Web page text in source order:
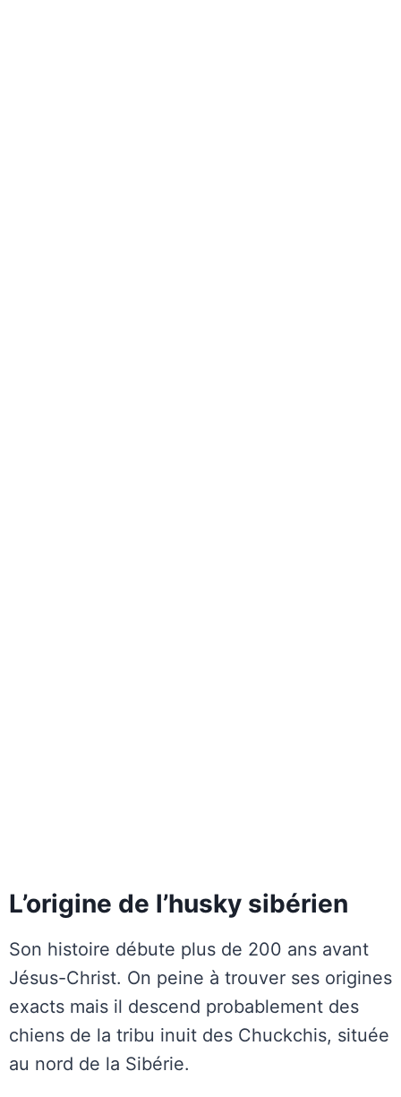
L’origine de l’husky sibérien
Son histoire débute plus de 200 ans avant
Jésus-Christ. On peine à trouver ses origines
exacts mais il descend probablement des
chiens de la tribu inuit des Chuckchis, située
au nord de la Sibérie.